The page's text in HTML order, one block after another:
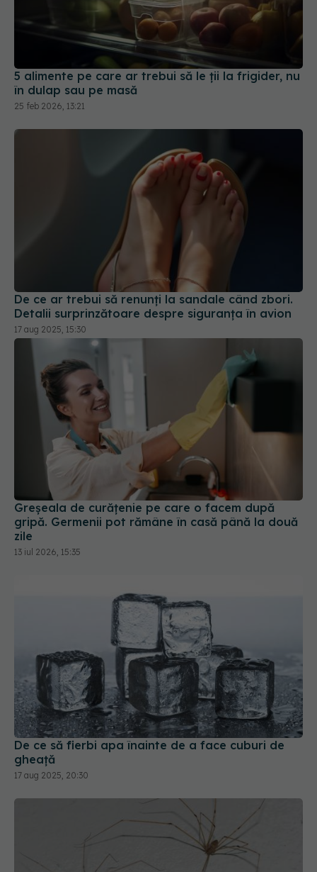
5 alimente pe care ar trebui să le ții la frigider, nu
în dulap sau pe masă
25 feb 2026, 13:21
De ce ar trebui să renunți la sandale când zbori.
Detalii surprinzătoare despre siguranța în avion
17 aug 2025, 15:30
Greșeala de curățenie pe care o facem după
gripă. Germenii pot rămâne în casă până la două
zile
13 iul 2026, 15:35
De ce să fierbi apa înainte de a face cuburi de
gheață
17 aug 2025, 20:30